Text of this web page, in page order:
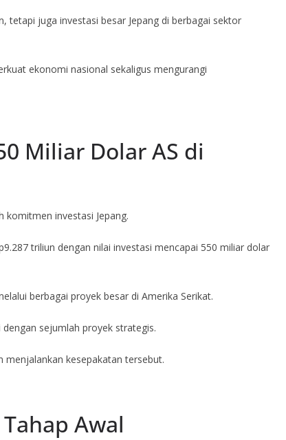
tetapi juga investasi besar Jepang di berbagai sektor
ekonomi nasional sekaligus mengurangi
Miliar Dolar AS di
komitmen investasi Jepang.
triliun dengan nilai investasi mencapai 550 miliar dolar
berbagai proyek besar di Amerika Serikat.
sejumlah proyek strategis.
menjalankan kesepakatan tersebut.
Awal